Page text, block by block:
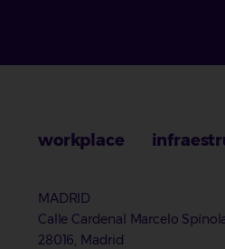
workplace
MADRID
Calle Cardenal Marcelo
28016, Madrid